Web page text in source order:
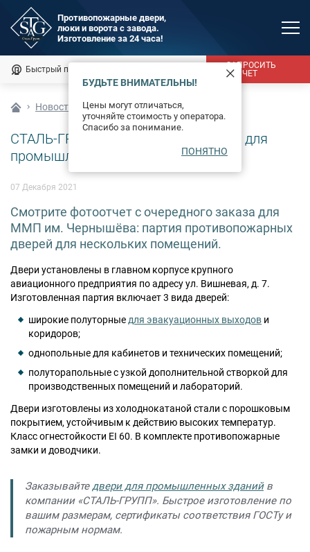
Быстрый подбор
ЗАПРОСИТЬ
РАСЧЕТ
Противопожарные двери,
люки и ворота с завода.
Изготовление за 24 часа!
Доставка и монтаж
Оплата
Сертификаты
О компании
Новости
Доставка по России
dpm@stal-grupp.ru
Работаем без выходных:c 9:00 до 21:00
cейчас работаем
ПОИСК:
БУДЬТЕ ВНИМАТЕЛЬНЫ!
Цены могут отличаться,
уточняйте стоимость у оператора.
Спасибо за понимание.
ПОНЯТНО
Новости
СТАЛЬ-ГРУПП устанавливает двери для
промышленных предприятий
07 Декабря 2021
Смотрите фотоотчет с очередного заказа для
ММП им. Чернышёва: партия противопожарных
дверей для нескольких помещений.
Двери установлены в главном корпусе крупного
авиационного предприятия по адресу ул. Вишневая, д. 7.
Изготовленная партия включает 3 вида дверей:
широкие полуторные для эвакуационных выходов и
коридоров;
однопольные для кабинетов и технических помещений;
полуторапольные с узкой дополнительной створкой для
производственных помещений и лабораторий.
Двери изготовлены из холоднокатаной стали с порошковым
покрытием, устойчивым к действию высоких температур.
Класс огнестойкости EI 60. В комплекте противопожарные
замки и доводчики.
Заказывайтедвери для промышленных зданийв
компании «СТАЛЬ-ГРУПП». Быстрое изготовление по
вашим размерам, сертификаты соответствия ГОСТу и
пожарным нормам.
MAX
Мы онлайн